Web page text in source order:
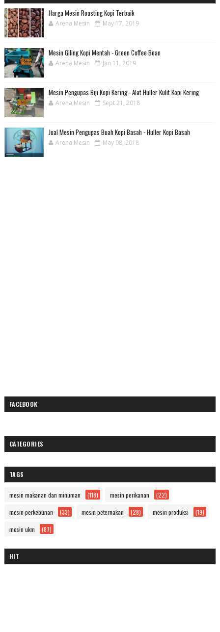
Harga Mesin Roasting Kopi Terbaik
Arena Mesin May 17, 2019
Mesin Giling Kopi Mentah - Green Coffee Bean
Arena Mesin Jan 11, 2019
Mesin Pengupas Biji Kopi Kering - Alat Huller Kulit Kopi Kering
Arena Mesin Sept 21, 2018
Jual Mesin Pengupas Buah Kopi Basah - Huller Kopi Basah
Arena Mesin May 08, 2018
FACEBOOK
CATEGORIES
TAGS
mesin makanan dan minuman (118) mesin perikanan (22)
mesin perkebunan (33) mesin peternakan (28) mesin produksi (19)
mesin ukm (87)
HIT